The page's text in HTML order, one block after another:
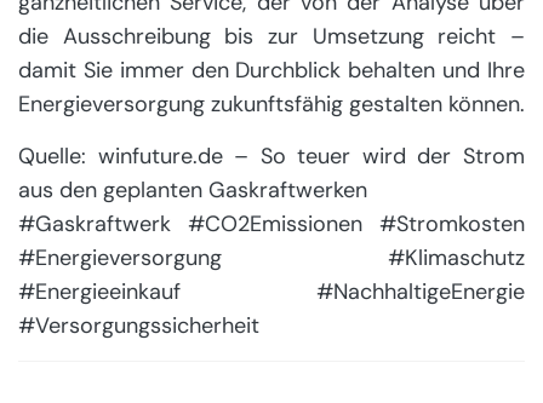
die Ausschreibung bis zur Umsetzung reicht –
damit Sie immer den Durchblick behalten und Ihre
Energieversorgung zukunftsfähig gestalten können.
Quelle: winfuture.de – So teuer wird der Strom
aus den geplanten Gaskraftwerken
#Gaskraftwerk #CO2Emissionen #Stromkosten
#Energieversorgung #Klimaschutz
#Energieeinkauf #NachhaltigeEnergie
#Versorgungssicherheit